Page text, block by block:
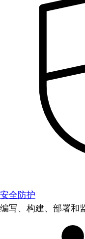
安全防护
编写、构建、部署和